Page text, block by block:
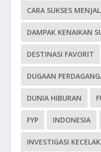
CARA SUKSES
DAMPAK KENAIKAN
DESTINASI FAVORIT
DUGAAN
DUNIA HIBURAN
FYP INDONESIA
INVESTIGASI